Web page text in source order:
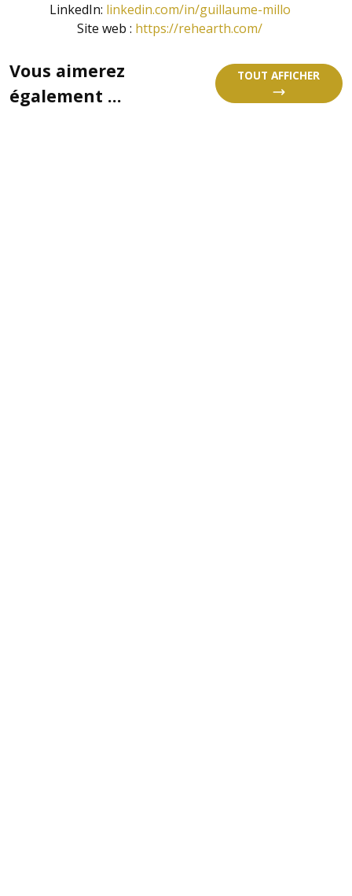
LinkedIn: linkedin.com/in/guillaume-millo
Site web : https://rehearth.com/
Vous aimerez
également ...
TOUT AFFICHER